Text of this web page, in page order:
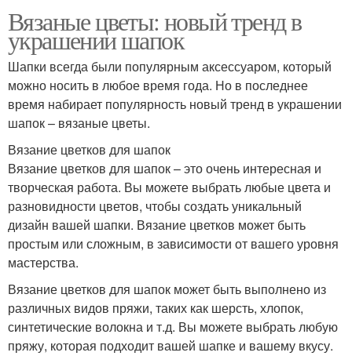
Вязаные цветы: новый тренд в
украшении шапок
Шапки всегда были популярным аксессуаром, который
можно носить в любое время года. Но в последнее
время набирает популярность новый тренд в украшении
шапок – вязаные цветы.
Вязание цветков для шапок
Вязание цветков для шапок – это очень интересная и
творческая работа. Вы можете выбрать любые цвета и
разновидности цветов, чтобы создать уникальный
дизайн вашей шапки. Вязание цветков может быть
простым или сложным, в зависимости от вашего уровня
мастерства.
Вязание цветков для шапок может быть выполнено из
различных видов пряжи, таких как шерсть, хлопок,
синтетические волокна и т.д. Вы можете выбрать любую
пряжу, которая подходит вашей шапке и вашему вкусу.